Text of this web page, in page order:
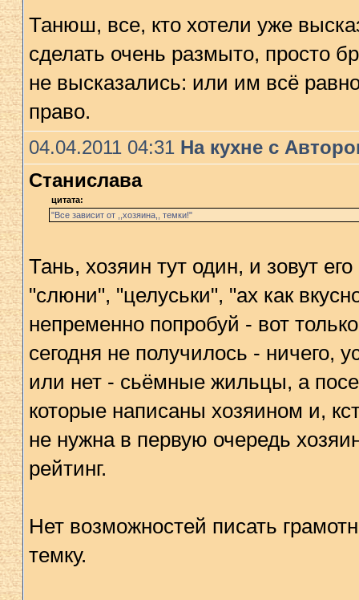
Танюш, все, кто хотели уже
сделать очень размыто, просто
не высказались: или им всё
право.
04.04.2011 04:31 На кухне с
Станислава
цитата:
"Все зависит от ,,хозяина,, темки!"
Тань, хозяин тут один, и зовут
"слюни", "целуськи", "ах как
непременно попробуй - вот
сегодня не получилось - ничего,
или нет - сьёмные жильцы, а
которые написаны хозяином и,
не нужна в первую очередь
рейтинг.
Нет возможностей писать
темку.